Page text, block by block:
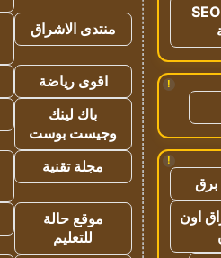
تحسين SEO
!
!
اون
منتدى الاشراق
اقوى رياضة
باك لينك
وجيست بوست
مجلة تقنية
موقع حالة
للتعليم